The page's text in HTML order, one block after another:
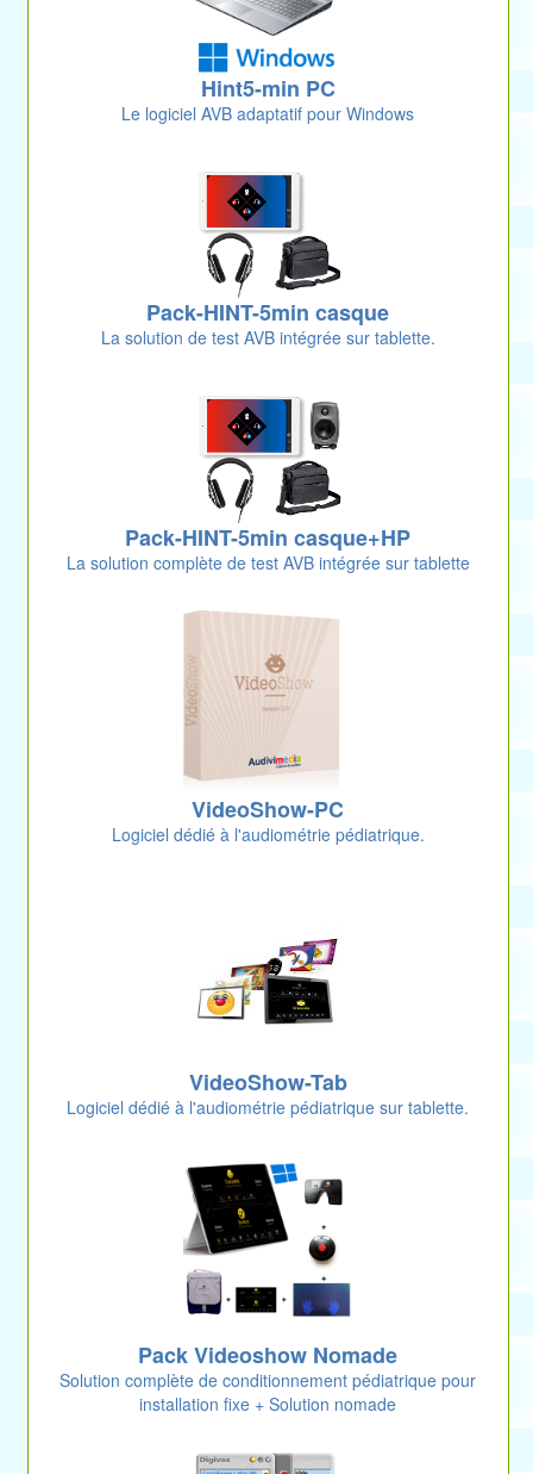
Hint5-min PC
Le logiciel AVB adaptatif pour Windows
Pack-HINT-5min casque
La solution de test AVB intégrée sur tablette.
Pack-HINT-5min casque+HP
La solution complète de test AVB intégrée sur tablette
VideoShow-PC
Logiciel dédié à l'audiométrie pédiatrique.
VideoShow-Tab
Logiciel dédié à l'audiométrie pédiatrique sur tablette.
Pack Videoshow Nomade
Solution complète de conditionnement pédiatrique pour
installation fixe + Solution nomade